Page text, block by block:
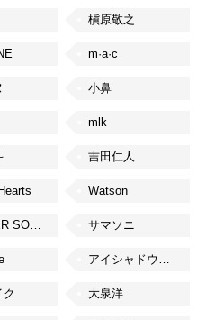
槇原敬之
m·a·c
小鼻
mlk
吉田仁人
Watson
SUMMER SONIC サマソニ
アイシャドウベース
ク 大泉洋